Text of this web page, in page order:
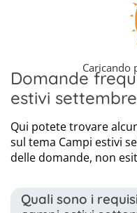
Caricando
Domande
estivi
Qui potete trovare
sul tema Campi estivi
delle domande, non
Quali sono i